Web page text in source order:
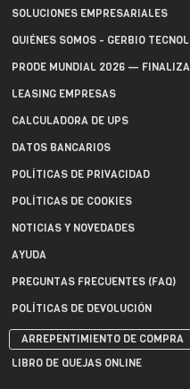
SOLUCIONES EMPRESARIALES
QUIÉNES SOMOS - GERBIO
PRODE MUNDIAL 2026 —
LEASING EMPRESAS
CALCULADORA DE UPS
DATOS BANCARIOS
POLÍTICAS DE PRIVACIDAD
POLÍTICAS DE COOKIES
NOTICIAS Y NOVEDADES
AYUDA
PREGUNTAS FRECUENTES (FAQ)
POLÍTICAS DE DEVOLUCIÓN
ARREPENTIMIENTO DE COMPRA
LIBRO DE QUEJAS ONLINE